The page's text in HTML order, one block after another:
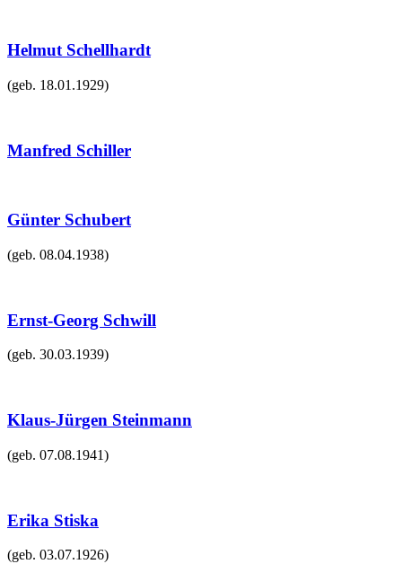
Helmut Schellhardt
(geb. 18.01.1929)
Manfred Schiller
Günter Schubert
(geb. 08.04.1938)
Ernst-Georg Schwill
(geb. 30.03.1939)
Klaus-Jürgen Steinmann
(geb. 07.08.1941)
Erika Stiska
(geb. 03.07.1926)